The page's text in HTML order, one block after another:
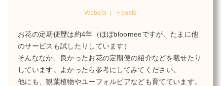
Website | + posts
お花の定期便歴は約4年（ほぼbloomeeですが、たまに他
のサービスも試したりしています）
そんななか、良かったお花の定期便の紹介などを載せたり
しています。よかったら参考にしてみてください。
他にも、観葉植物やユーフォルビアなども育てています。